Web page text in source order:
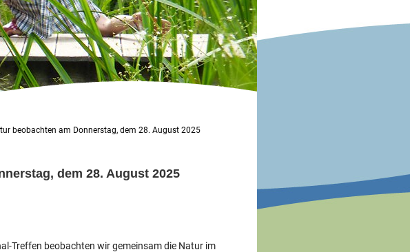
beobachten am Donnerstag, dem 28. August 2025
dem 28. August 2025
Treffen beobachten wir gemeinsam die Natur im